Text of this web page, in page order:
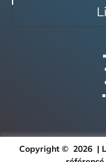
Copyright © 2026 |